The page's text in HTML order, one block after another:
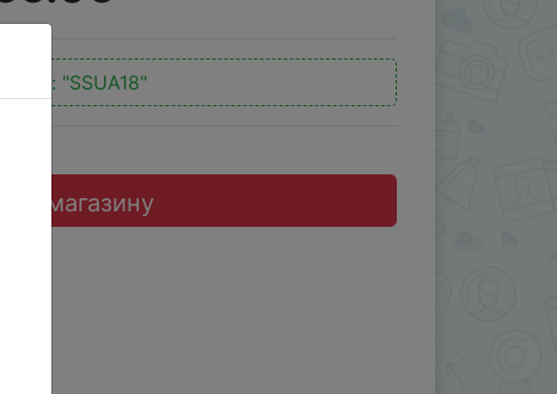
"SSUA18"
до магазину